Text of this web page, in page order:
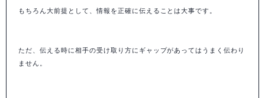
もちろん大前提として、情報を正確に伝えることは大事です。
ただ、伝える時に相手の受け取り方にギャップがあってはうまく伝わり
ません。